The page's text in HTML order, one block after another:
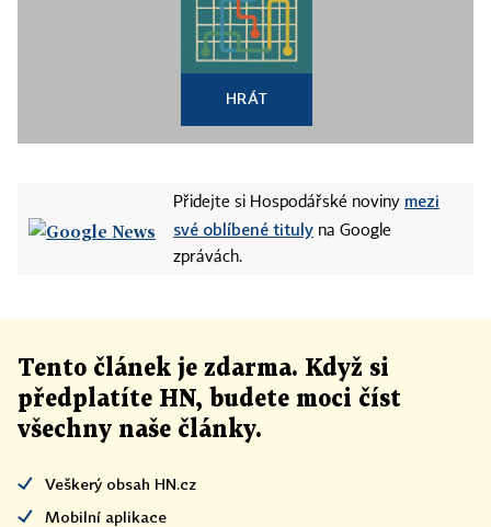
HRÁT
Přidejte si Hospodářské noviny mezi
své oblíbené tituly na Google
zprávách.
Tento článek je zdarma. Když si
předplatíte HN, budete moci číst
všechny naše články.
Veškerý obsah HN.cz
Mobilní aplikace